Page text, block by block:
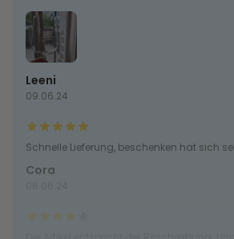
Leeni
09.06.24
Schnelle Lieferung, beschenken hat sich
Cora